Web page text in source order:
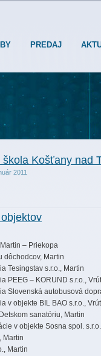
PREDAJ
škola Košťany nad
2011
– Priekopa
dôchodcov, Martin
Tesingstav s.r.o., Martin
PEEG – KORUND s.r.o.,
Slovenská autobusová
v objekte BIL BAO s.r.o.,
sanatóriu, Martin
v objekte Sosna spol.
Martin
Martin